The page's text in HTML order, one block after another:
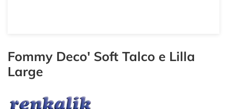
Fommy Deco' Soft Talco e Lilla
Large